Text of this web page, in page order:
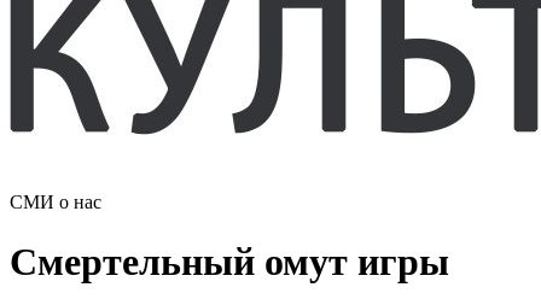
СМИ о нас
Смертельный омут игры